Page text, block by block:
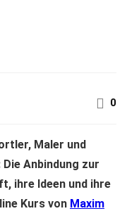
0
Maler und
Anbindung zur
ihre Ideen und ihre
Kurs von Maxim